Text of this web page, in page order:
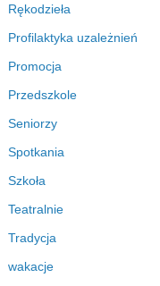
Rękodzieła
Profilaktyka uzależnień
Promocja
Przedszkole
Seniorzy
Spotkania
Szkoła
Teatralnie
Tradycja
wakacje